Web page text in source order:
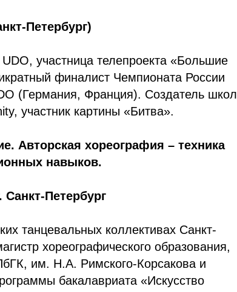
Петербург)
участница телепроекта «Большие
финалист Чемпионата России
(Германия, Франция). Создатель школ
участник картины «Битва».
Авторская хореография – техника
навыков.
Петербург
танцевальных коллективах Санкт-
хореографического образования,
им. Н.А. Римского-Корсакова и
бакалавриата «Искусство